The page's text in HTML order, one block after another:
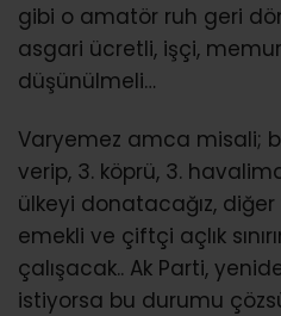
gibi o amatör ruh geri
asgari ücretli, işçi,
düşünülmeli…
Varyemez amca misali;
verip, 3. köprü, 3.
ülkeyi donatacağız,
emekli ve çiftçi açlık
çalışacak.. Ak Parti,
istiyorsa bu durumu